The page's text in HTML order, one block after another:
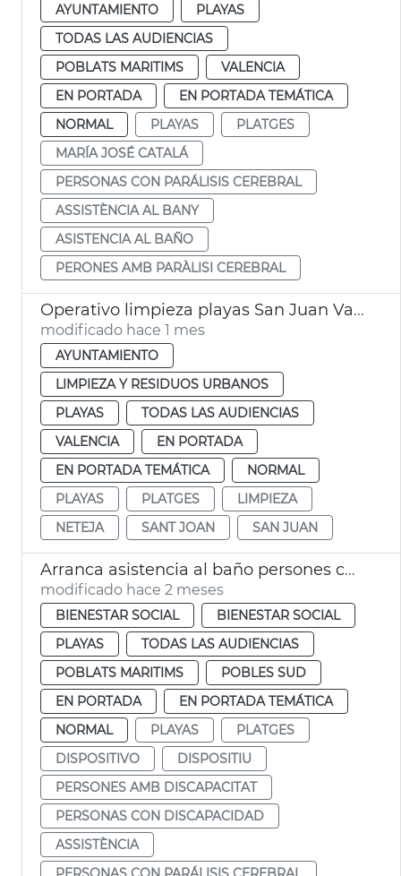
AYUNTAMIENTO
PLAYAS
TODAS LAS AUDIENCIAS
POBLATS MARITIMS
VALENCIA
EN PORTADA
EN PORTADA TEMÁTICA
NORMAL
PLAYAS
PLATGES
MARÍA JOSÉ CATALÁ
PERSONAS CON PARÁLISIS CEREBRAL
ASSISTÈNCIA AL BANY
ASISTENCIA AL BAÑO
PERONES AMB PARÀLISI CEREBRAL
Operativo limpieza playas San Juan València
modificado hace 1 mes
AYUNTAMIENTO
LIMPIEZA Y RESIDUOS URBANOS
PLAYAS
TODAS LAS AUDIENCIAS
VALENCIA
EN PORTADA
EN PORTADA TEMÁTICA
NORMAL
PLAYAS
PLATGES
LIMPIEZA
NETEJA
SANT JOAN SAN JUAN
Arranca asistencia al baño persones con discapacitado playas València
modificado hace 2 meses
BIENESTAR SOCIAL
BIENESTAR SOCIAL
PLAYAS
TODAS LAS AUDIENCIAS
POBLATS MARITIMS
POBLES SUD
EN PORTADA
EN PORTADA TEMÁTICA
NORMAL
PLAYAS
PLATGES
DISPOSITIVO
DISPOSITIU
PERSONES AMB DISCAPACITAT
PERSONAS CON DISCAPACIDAD
ASSISTÈNCIA